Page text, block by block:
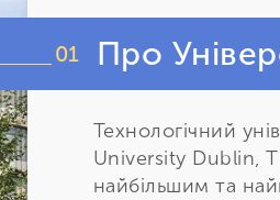
01 Про
Технологічний
University Dublin,
найбільшим та